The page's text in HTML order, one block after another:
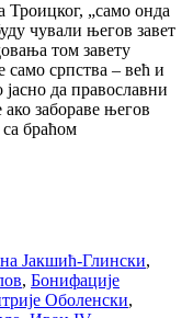
Троицког, „само онда
чували његов завет
том завету
само српства – већ и
да православни
забораве његов
са браћом
Јакшић-Глински,
, Бонифације
Оболенски,